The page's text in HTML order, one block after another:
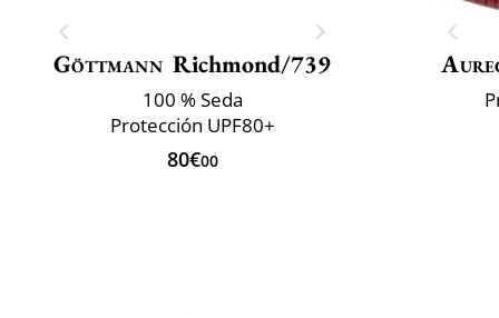
Göttmann Richmond/739
100 % Seda
Protección UPF80+
80€00